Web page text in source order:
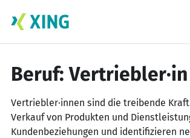
Beruf: Vertriebler·in
Vertriebler·innen sind die treibende
Verkauf von Produkten und
Kundenbeziehungen und identifizieren